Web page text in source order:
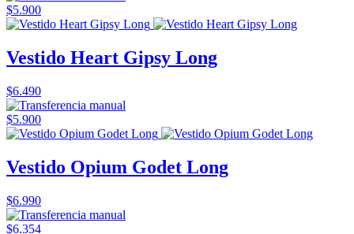
$5.900
Vestido Heart Gipsy Long
$6.490
$5.900
Vestido Opium Godet Long
$6.990
$6.354